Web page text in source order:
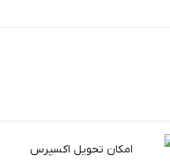
امکان تحویل اکسپرس